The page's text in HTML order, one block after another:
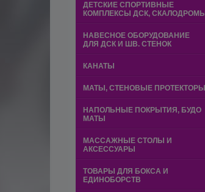
ДЕТСКИЕ СПОРТИВНЫЕ
КОМПЛЕКСЫ ДСК, СКАЛОДРОМЫ
НАВЕСНОЕ ОБОРУДОВАНИЕ
ДЛЯ ДСК И ШВ. СТЕНОК
КАНАТЫ
МАТЫ, СТЕНОВЫЕ ПРОТЕКТОРЫ
НАПОЛЬНЫЕ ПОКРЫТИЯ, БУДО
МАТЫ
МАССАЖНЫЕ СТОЛЫ И
АКСЕССУАРЫ
ТОВАРЫ ДЛЯ БОКСА И
ЕДИНОБОРСТВ